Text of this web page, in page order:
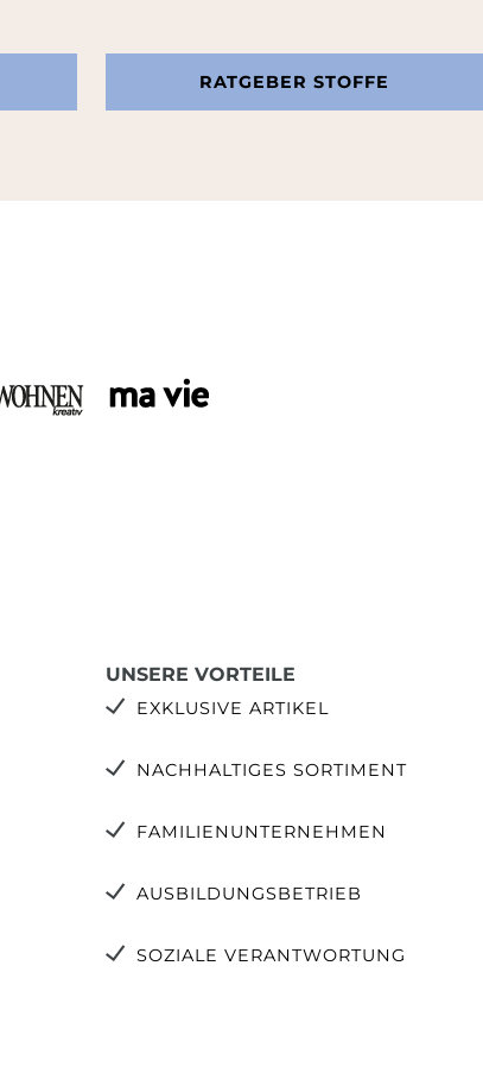
RATGEBER STOFFE
UNSERE VORTEILE
EXKLUSIVE ARTIKEL
NACHHALTIGES SORTIMENT
FAMILIENUNTERNEHMEN
AUSBILDUNGSBETRIEB
SOZIALE VERANTWORTUNG